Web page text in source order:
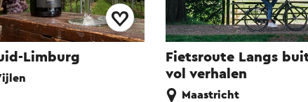
Limburg
Fietsroute Langs
vol verhalen
Maastricht